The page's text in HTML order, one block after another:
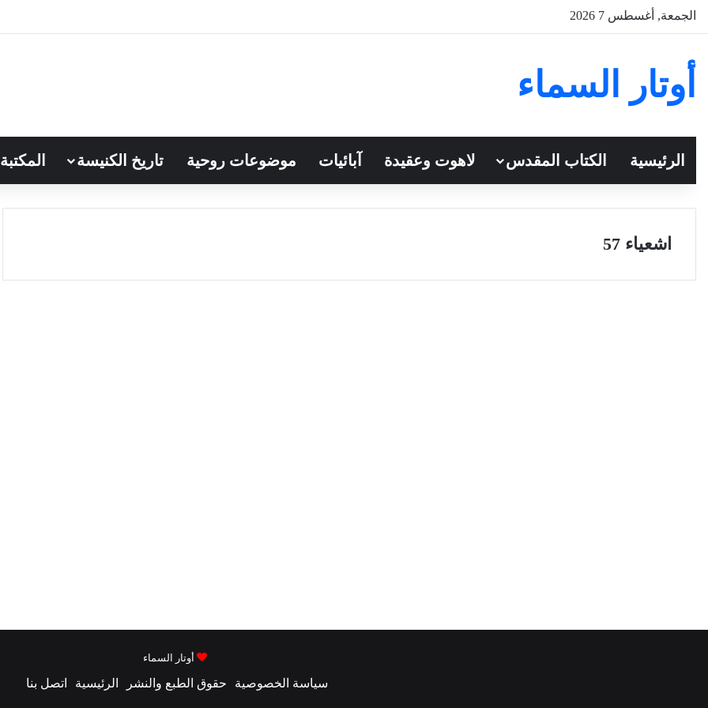
الجمعة, أغسطس 7 2026
أوتار السماء
الرئيسية الكتاب المقدس لاهوت وعقيدة آبائيات موضوعات روحية تاريخ الكنيسة المكتبة
اشعياء 57
أوتار السماء
سياسة الخصوصية حقوق الطبع والنشر الرئيسية اتصل بنا